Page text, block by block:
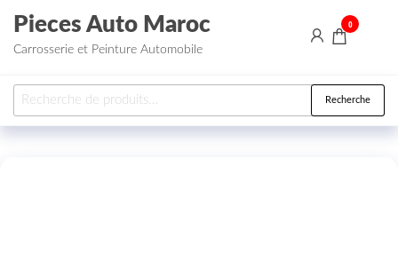
Aller au contenu
Pieces Auto Maroc
Carrosserie et Peinture Automobile
0
Recherche pour : Recherche